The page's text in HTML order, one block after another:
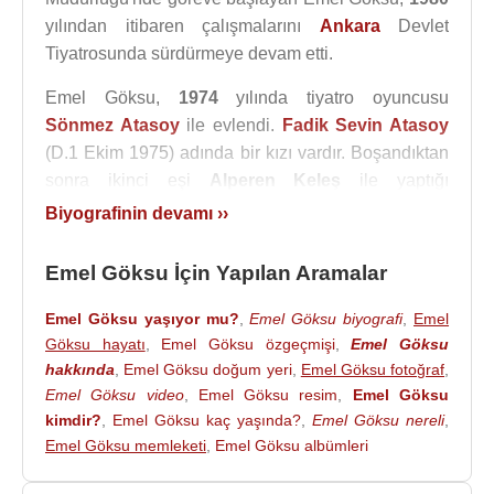
yılından itibaren çalışmalarını AnkaraDevlet
Tiyatrosunda sürdürmeye devam etti.
Emel Göksu, 1974yılında tiyatro oyuncusu
Sönmez Atasoyile evlendi. Fadik Sevin Atasoy
(D.1 Ekim 1975) adında bir kızı vardır. Boşandıktan
sonra ikinci eşi
Alperen Keleş
ile yaptığı
evliliğinden Ankara Devlet Opera ve Balesinde bale
bir oğlu vardır.
Göksu, özellikle Bizim Evin Halleri dizisindeki
"Fincan" rolü ile tanınmıştır.
2000’li yıllardan sonra televizyon dizilerinin sevimli
annesi, anneannesi rollerinde oynadı. 2007 yılında
sinema filminde rol aldı. “Bitmeyen Şarkı, Hayatımın
Biyografinin devamı ››
Emel Göksu İçin Yapılan Aramalar
Emel Göksu yaşıyor mu? ,Emel Göksu biyografi, Emel
Göksu hayatı
Emel Göksu özgeçmişi,Emel Göksu
hakkında
Emel Göksu doğum yeri, Emel Göksu fotoğraf
Emel Göksu video, Emel Göksu resim
Emel Göksu
kimdir?
Emel Göksu kaç yaşında? Emel Göksu nereli,
Emel Göksu memleketi Emel Göksu albümleri